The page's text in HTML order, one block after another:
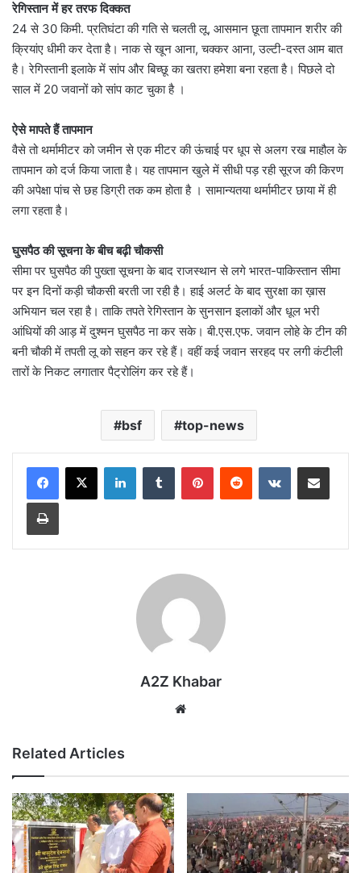
रेगिस्तान में हर तरफ दिक्कत
24 से 30 किमी. प्रतिघंटा की गति से चलती लू, आसमान छूता तापमान शरीर की
क्रियांए धीमी कर देता है। नाक से खून आना, चक्कर आना, उल्टी-दस्त आम बात
है। रेगिस्तानी इलाके में सांप और बिच्छू का खतरा हमेशा बना रहता है। पिछले दो
साल में 20 जवानों को सांप काट चुका है ।
ऐसे मापते हैं तापमान
वैसे तो थर्मामीटर को जमीन से एक मीटर की ऊंचाई पर धूप से अलग रख माहौल के
तापमान को दर्ज किया जाता है। यह तापमान खुले में सीधी पड़ रही सूरज की किरण
की अपेक्षा पांच से छह डिग्री तक कम होता है । सामान्यतया थर्मामीटर छाया में ही
लगा रहता है।
घुसपैठ की सूचना के बीच बढ़ी चौकसी
सीमा पर घुसपैठ की पुख्ता सूचना के बाद राजस्थान से लगे भारत-पाकिस्तान सीमा
पर इन दिनों कड़ी चौकसी बरती जा रही है। हाई अलर्ट के बाद सुरक्षा का ख़ास
अभियान चल रहा है। ताकि तपते रेगिस्तान के सुनसान इलाकों और धूल भरी
आंधियों की आड़ में दुश्मन घुसपैठ ना कर सके। बी.एस.एफ. जवान लोहे के टीन की
बनी चौकी में तपती लू को सहन कर रहे हैं। वहीं कई जवान सरहद पर लगी कंटीली
तारों के निकट लगातार पैट्रोलिंग कर रहे हैं।
bsf top-news
LinkedInTumblr PinterestReddit VKontakteShare via Email
Print
A2Z Khabar
Related Articles